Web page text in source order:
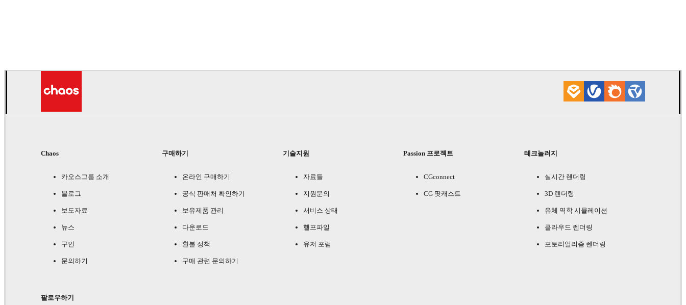
Chaos
카오스그룹 소개
블로그
보도자료
뉴스
구인
문의하기
구매하기
온라인 구매하기
공식 판매처 확인하기
보유제품 관리
다운로드
환불 정책
구매 관련 문의하기
기술지원
자료들
지원문의
서비스 상태
헬프파일
유저 포럼
Passion 프로젝트
CGconnect
CG 팟캐스트
테크놀러지
실시간 렌더링
3D 렌더링
유체 역학 시뮬레이션
클라우드 렌더링
포토리얼리즘 렌더링
팔로우하기